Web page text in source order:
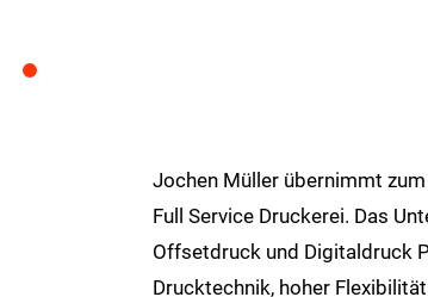
Jochen Müller übernimmt
Full Service Druckerei. Das
Offsetdruck und Digitaldruck
Drucktechnik, hoher